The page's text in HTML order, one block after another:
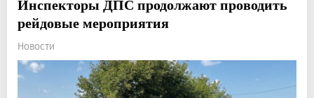
Инспекторы ДПС продолжают проводить
рейдовые мероприятия
Новости